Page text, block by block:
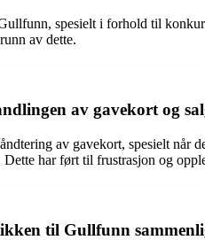
spesielt i forhold til
av dette.
av gavekort og
av gavekort, spesielt når
har ført til frustrasjon og
til Gullfunn